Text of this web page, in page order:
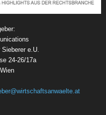
Sieberer e.U.
24-26/17a